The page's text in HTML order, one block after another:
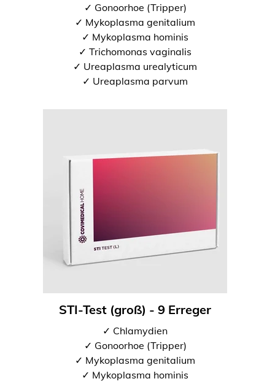
✓ Gonoorhoe (Tripper)
✓ Mykoplasma genitalium
✓ Mykoplasma hominis
✓ Trichomonas vaginalis
✓ Ureaplasma urealyticum
✓ Ureaplasma parvum
STI-Test (groß) - 9 Erreger
✓ Chlamydien
✓ Gonoorhoe (Tripper)
✓ Mykoplasma genitalium
✓ Mykoplasma hominis